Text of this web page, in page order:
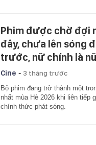
Phim được chờ đợi
đây, chưa lên sóng
trước, nữ chính là
Cine - 3 tháng trước
Bộ phim đang trở thành một
nhất mùa Hè 2026 khi liên tiếp
chính thức phát sóng.